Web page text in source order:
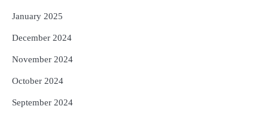
January 2025
December 2024
November 2024
October 2024
September 2024